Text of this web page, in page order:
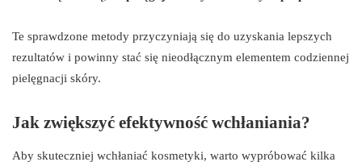
Te sprawdzone metody przyczyniają się do uzyskania lepszych
rezultatów i powinny stać się nieodłącznym elementem codziennej
pielęgnacji skóry.
Jak zwiększyć efektywność wchłaniania?
Aby skuteczniej wchłaniać kosmetyki, warto wypróbować kilka